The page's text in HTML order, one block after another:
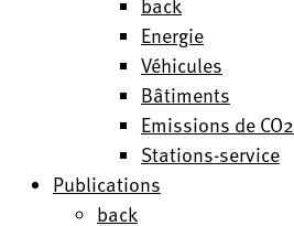
Energie
Véhicules
Bâtiments
Emissions de CO2
Stations-service
Publications
back